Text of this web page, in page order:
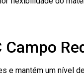
e mantém um nível